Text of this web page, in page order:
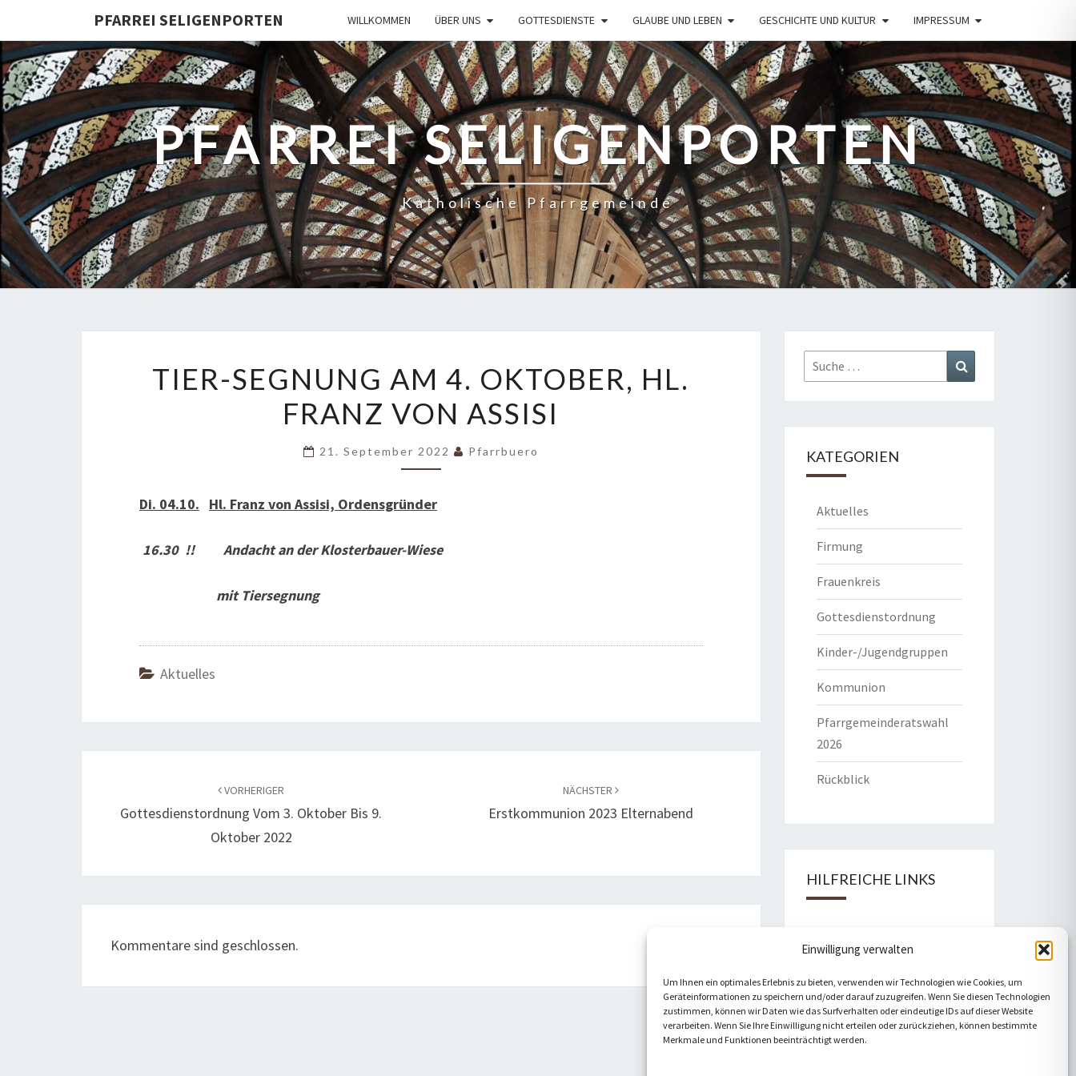
Einwilligung verwalten
Um Ihnen ein optimales Erlebnis zu bieten, verwenden wir Technologien wie Cookies, um
Geräteinformationen zu speichern und/oder darauf zuzugreifen. Wenn Sie diesen Technologien
zustimmen, können wir Daten wie das Surfverhalten oder eindeutige IDs auf dieser Website
verarbeiten. Wenn Sie Ihre Einwilligung nicht erteilen oder zurückziehen, können bestimmte
Merkmale und Funktionen beeinträchtigt werden.
PFARREI SELIGENPORTEN WILLKOMMEN ÜBER UNS GOTTESDIENSTE GLAUBE UND LEBEN GESCHICHTE UND KULTUR IMPRESSUM
PFARREI SELIGENPORTEN
Katholische Pfarrgemeinde
SEGNUNG
AM
4.
OKTOBER,
FRANZ
ASSISI
TIER-SEGNUNG AM 4. OKTOBER, HL.
FRANZ VON ASSISI
21. September 2022 Pfarrbuero
Di. 04.10. Hl. Franz von Assisi, Ordensgründer
16.30 !! Andacht an der Klosterbauer-Wiese
mit Tiersegnung
Aktuelles
VORHERIGER
Gottesdienstordnung Vom 3. Oktober Bis 9.
Oktober 2022
NÄCHSTER
Erstkommunion 2023 Elternabend
Kommentare sind geschlossen.
Suche
nach:
KATEGORIEN
Aktuelles
Firmung
Frauenkreis
Gottesdienstordnung
Kinder-/Jugendgruppen
Kommunion
Pfarrgemeinderatswahl
2026
Rückblick
HILFREICHE LINKS
Katholische Kirche
Telefonseelsorge